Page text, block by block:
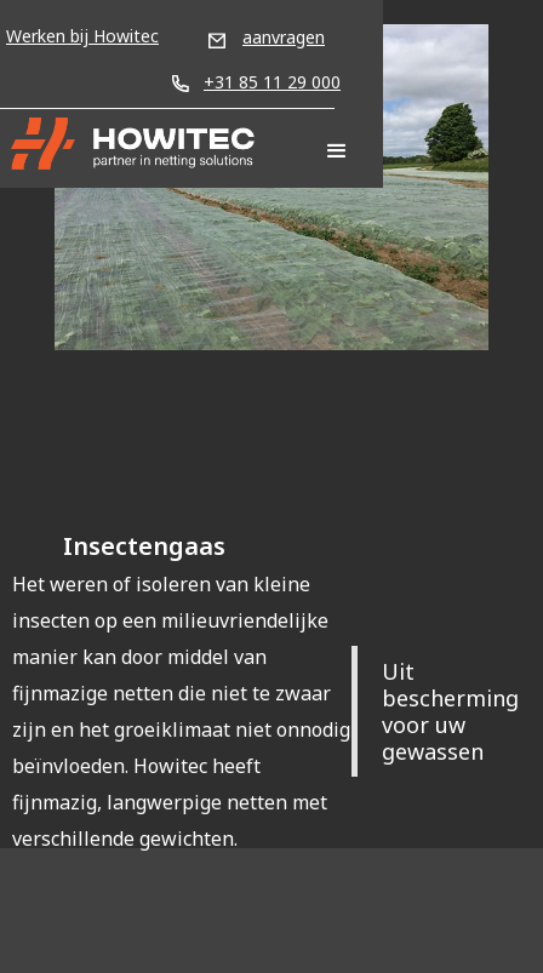
Werken bij Howitec
aanvragen
+31 85 11 29 000
Insectengaas
Het weren of isoleren van kleine
insecten op een milieuvriendelijke
manier kan door middel van
fijnmazige netten die niet te zwaar
zijn en het groeiklimaat niet onnodig
beïnvloeden. Howitec heeft
fijnmazig, langwerpige netten met
verschillende gewichten.
Uit
bescherming
voor uw
gewassen